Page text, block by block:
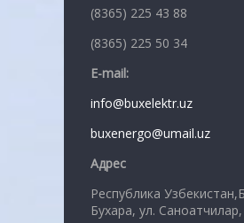
(8365) 225 43 88
(8365) 225 50 34
E-mail:
info@buxelektr.uz
buxenergo@umail.uz
Адрес
Республика
Бухара, ул. Саноатчилар,